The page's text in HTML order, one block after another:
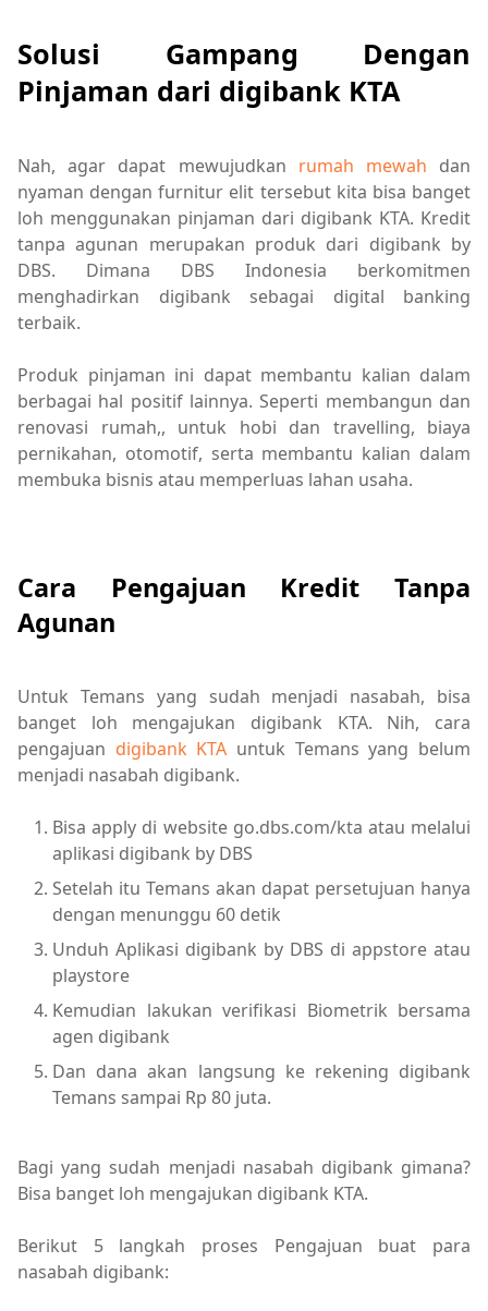
Solusi Gampang Dengan
Pinjaman dari digibank KTA
Nah, agar dapat mewujudkan rumah mewah dan
nyaman dengan furnitur elit tersebut kita bisa banget
loh menggunakan pinjaman dari digibank KTA. Kredit
tanpa agunan merupakan produk dari digibank by
DBS. Dimana DBS Indonesia berkomitmen
menghadirkan digibank sebagai digital banking
terbaik.
Produk pinjaman ini dapat membantu kalian dalam
berbagai hal positif lainnya. Seperti membangun dan
renovasi rumah,, untuk hobi dan travelling, biaya
pernikahan, otomotif, serta membantu kalian dalam
membuka bisnis atau memperluas lahan usaha.
Cara Pengajuan Kredit Tanpa
Agunan
Untuk Temans yang sudah menjadi nasabah, bisa
banget loh mengajukan digibank KTA. Nih, cara
pengajuan digibank KTA untuk Temans yang belum
menjadi nasabah digibank.
Bisa apply di website go.dbs.com/kta atau melalui
aplikasi digibank by DBS
Setelah itu Temans akan dapat persetujuan hanya
dengan menunggu 60 detik
Unduh Aplikasi digibank by DBS di appstore atau
playstore
Kemudian lakukan verifikasi Biometrik bersama
agen digibank
Dan dana akan langsung ke rekening digibank
Temans sampai Rp 80 juta.
Bagi yang sudah menjadi nasabah digibank gimana?
Bisa banget loh mengajukan digibank KTA.
Berikut 5 langkah proses Pengajuan buat para
nasabah digibank: